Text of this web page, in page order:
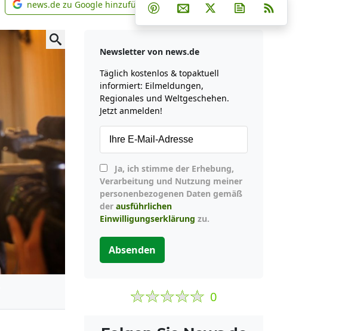
news.de zu Google hinzufügen
news.de zu Google hinzufügen Teilen auf Facebook
Teilen auf Whatsapp
Teilen auf Telegram
Teilen auf Pinterest
Per E-Mail teilen
Post auf XNewsletter
Newsletter von news.de
Täglich kostenlos & topaktuell
informiert: Eilmeldungen,
Regionales und Weltgeschehen.
Jetzt anmelden!
Verarbeitung und Nutzung meiner
personenbezogenen Daten gemäß
der ausführlichen
Einwilligungserklärung zu.
Absenden
0